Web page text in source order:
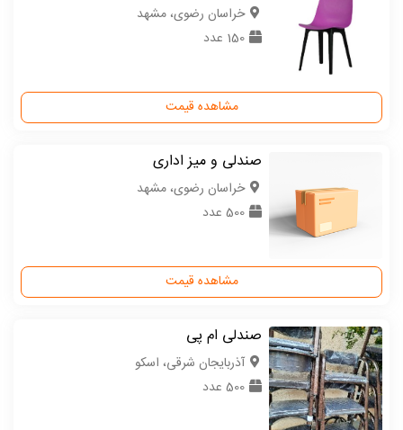
خراسان رضوی، مشهد
150 عدد
مشاهده قیمت
صندلی و میز اداری
خراسان رضوی، مشهد
500 عدد
مشاهده قیمت
صندلی ام پی
آذربایجان شرقی، اسکو
500 عدد